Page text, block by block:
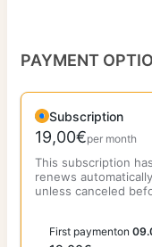
PAYMENT
Subscription
19,00€per month
This subscription
renews
unless canceled
First paymenton